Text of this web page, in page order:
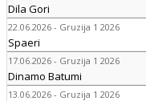
Dila Gori
22.06.2026 - Gruzija 1 2026
Spaeri
17.06.2026 - Gruzija 1 2026
Dinamo Batumi
13.06.2026 - Gruzija 1 2026